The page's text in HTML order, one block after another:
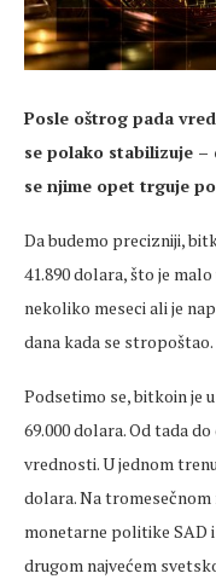
Posle oštrog pada
se polako stabilizuje
se njime opet trguje
Da budemo precizniji,
41.890 dolara, što je
nekoliko meseci ali je
dana kada se stropoštao.
Podsetimo se, bitkoin je
69.000 dolara. Od tada
vrednosti. U jednom
dolara. Na
monetarne politike SAD
drugom najvećem